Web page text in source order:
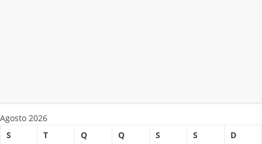
Agosto 2026
S
T Q Q S S
D